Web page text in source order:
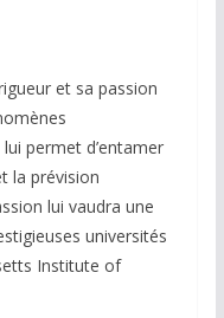
et sa passion
permet d’entamer
la prévision
lui vaudra une
universités
Institute of